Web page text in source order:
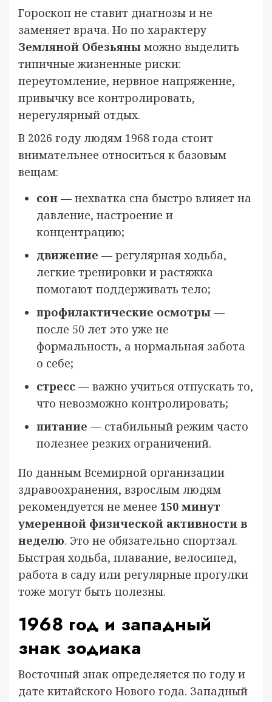
Гороскоп не ставит диагнозы и не
заменяет врача. Но по характеру
Земляной Обезьяны можно выделить
типичные жизненные риски:
переутомление, нервное напряжение,
привычку все контролировать,
нерегулярный отдых.
В 2026 году людям 1968 года стоит
внимательнее относиться к базовым
вещам:
сон — нехватка сна быстро влияет на
давление, настроение и
концентрацию;
движение — регулярная ходьба,
легкие тренировки и растяжка
помогают поддерживать тело;
профилактические осмотры —
после 50 лет это уже не
формальность, а нормальная забота
о себе;
стресс — важно учиться отпускать то,
что невозможно контролировать;
питание — стабильный режим часто
полезнее резких ограничений.
По данным Всемирной организации
здравоохранения, взрослым людям
рекомендуется не менее 150 минут
умеренной физической активности в
неделю. Это не обязательно спортзал.
Быстрая ходьба, плавание, велосипед,
работа в саду или регулярные прогулки
тоже могут быть полезны.
1968 год и западный
знак зодиака
Восточный знак определяется по году и
дате китайского Нового года. Западный